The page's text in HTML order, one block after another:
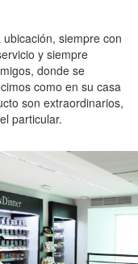
siempre con
y siempre
donde se
como en su casa
son extraordinarios,
particular.